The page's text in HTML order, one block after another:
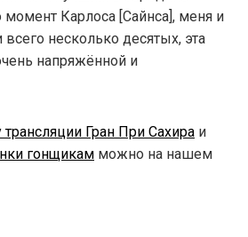
момент Карлоса [Сайнса], меня и
несколько десятых, эта
напряжённой и
трансляции Гран При Сахира и
гонщикам можно на нашем